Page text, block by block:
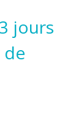
jours